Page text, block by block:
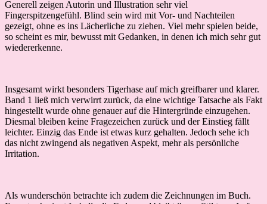
Generell zeigen Autorin und Illustration sehr viel
Fingerspitzengefühl. Blind sein wird mit Vor- und Nachteilen
gezeigt, ohne es ins Lächerliche zu ziehen. Viel mehr spielen beide,
so scheint es mir, bewusst mit Gedanken, in denen ich mich sehr gut
wiedererkenne.
Insgesamt wirkt besonders Tigerhase auf mich greifbarer und klarer.
Band 1 ließ mich verwirrt zurück, da eine wichtige Tatsache als Fakt
hingestellt wurde ohne genauer auf die Hintergründe einzugehen.
Diesmal bleiben keine Fragezeichen zurück und der Einstieg fällt
leichter. Einzig das Ende ist etwas kurz gehalten. Jedoch sehe ich
das nicht zwingend als negativen Aspekt, mehr als persönliche
Irritation.
Als wunderschön betrachte ich zudem die Zeichnungen im Buch.